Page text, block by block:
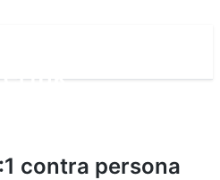
contra persona